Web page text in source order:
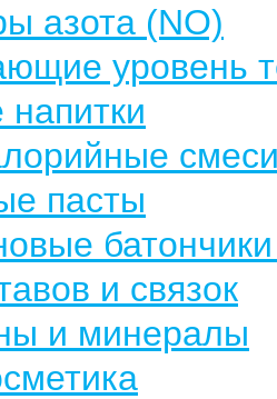
азота (NO)
уровень
напитки
пасты
и связок
и минералы